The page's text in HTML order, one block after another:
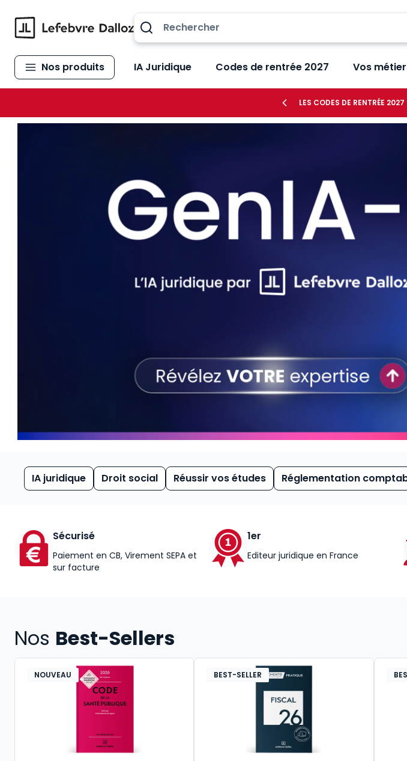
Nos produits IA Juridique Codes de rentrée 2027 Vos
LES CODES DE RENTRÉE
IA juridique Droit social Réussir vos études Réglementation
Sécurisé
Paiement en CB, Virement SEPA et
sur facture
1er
Editeur juridique en France
Nos Best-Sellers
NOUVEAU BEST-SELLER